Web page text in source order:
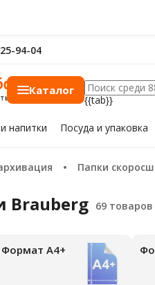
94-04
Каталог
{{tab}}
и напитки Посуда и упаковка
Папки
Brauberg
Формат А4+